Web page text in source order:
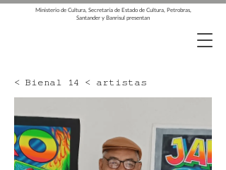
Ministerio de Cultura, Secretaría de Estado de Cultura, Petrobras,
Santander y Banrisul presentan
< Bienal 14 < artistas